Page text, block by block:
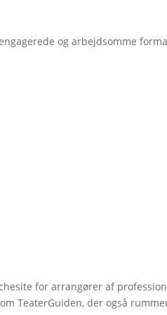
og arbejdsomme
for arrangører af
TeaterGuiden, der også